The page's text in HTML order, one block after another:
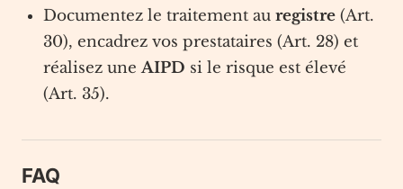
Documentez le traitement au registre (Art.
30), encadrez vos prestataires (Art. 28) et
réalisez uneAIPD si le risque est élevé
(Art. 35).
FAQ